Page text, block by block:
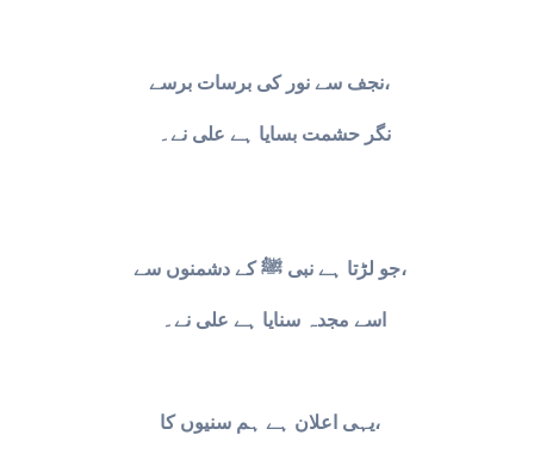
نجف سے نور کی برسات برسے،
نگر حشمت بسایا ہے علی نے۔
جو لڑتا ہے نبی ﷺ کے دشمنوں سے،
اسے مجدہ سنایا ہے علی نے۔
یہی اعلان ہے ہم سنیوں کا،